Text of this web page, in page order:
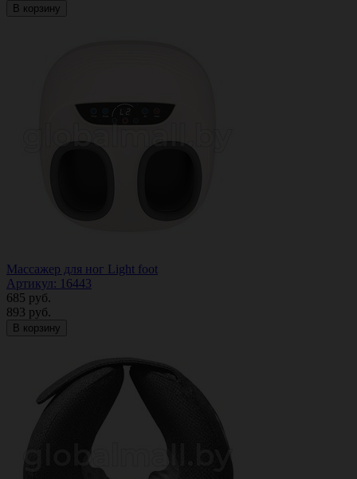
В корзину
Массажер для ног Light foot
Артикул: 16443
685 руб.
893 руб.
В корзину